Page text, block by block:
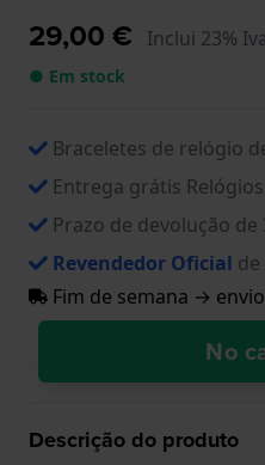
29,00 € Inclui 23%
● Em stock
Braceletes de relógio
Entrega grátis
Prazo de devolução de
Revendedor Oficial de
Fim de semana →
No
Descrição do produto